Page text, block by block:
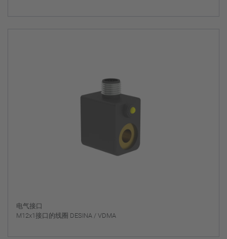
电气接口
M12x1接口的线圈 DESINA / VDMA